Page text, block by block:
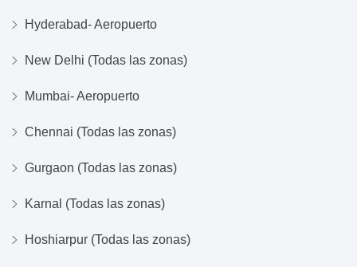
Hyderabad- Aeropuerto
New Delhi (Todas las zonas)
Mumbai- Aeropuerto
Chennai (Todas las zonas)
Gurgaon (Todas las zonas)
Karnal (Todas las zonas)
Hoshiarpur (Todas las zonas)